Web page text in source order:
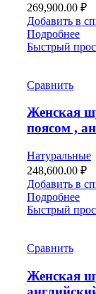
269,900.00 ₽
Добавить в
Подробнее
Быстрый
Сравнить
Женская
поясом ,
Натуральные
248,600.00 ₽
Добавить в
Подробнее
Быстрый
Сравнить
Женская